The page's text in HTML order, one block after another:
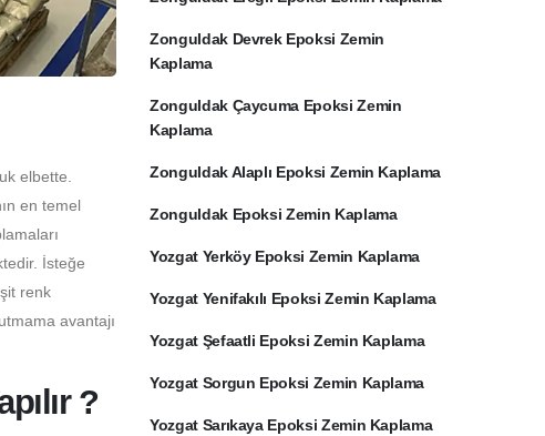
elbette.
en temel
İsteğe
renk
avantajı
?
Zonguldak Devrek Epoksi Zemin
Kaplama
Zonguldak Çaycuma Epoksi Zemin
Kaplama
Zonguldak Alaplı Epoksi Zemin Kaplama
Zonguldak Epoksi Zemin Kaplama
Yozgat Yerköy Epoksi Zemin Kaplama
Yozgat Yenifakılı Epoksi Zemin Kaplama
Yozgat Şefaatli Epoksi Zemin Kaplama
Yozgat Sorgun Epoksi Zemin Kaplama
Yozgat Sarıkaya Epoksi Zemin Kaplama